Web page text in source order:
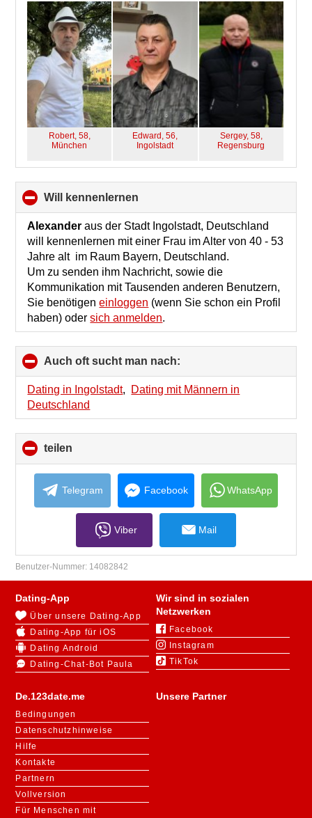
collapse
contents
Robert, 58,
München
Edward, 56,
Ingolstadt
Sergey, 58,
Regensburg
will kennenlernen
to
collapse
contents
Alexander aus der Stadt Ingolstadt, Deutschland
will kennenlernen mit einer Frau im Alter von 40 - 53
Jahre alt im Raum Bayern, Deutschland.
Um zu senden ihm Nachricht, sowie die
Kommunikation mit Tausenden anderen Benutzern,
Sie benötigeneinloggen (wenn Sie schon ein Profil
haben) odersich anmelden.
Auch oft sucht man nach:
to
collapse
Dating in Ingolstadt, Dating mit Männern in
Deutschland
teilen
to
collapse
contents
Telegram Facebook WhatsApp
Viber Mail
Benutzer-Nummer: 14082842
De.123date.me
Bedingungen
Datenschutzhinweise
Hilfe
Kontakte
Partnern
Vollversion
Für Menschen mit
Dating-App
Über unsere Dating-App
Dating-App für iOS
Dating Android
Dating-Chat-Bot Paula
Wir sind in sozialen
Netzwerken
Facebook
Instagram
TikTok
Unsere Partner